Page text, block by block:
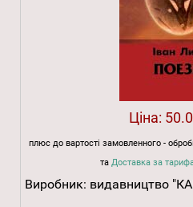
Ціна:
плюс до вартості замовленного -
та Доставка за
Виробник: видавництво